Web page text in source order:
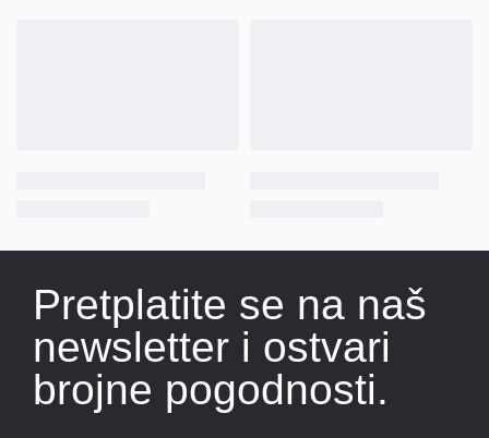
Pretplatite se na naš
newsletter i ostvari
brojne pogodnosti.